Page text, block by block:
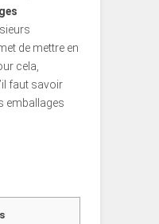
de mettre en
cela,
faut savoir
emballages